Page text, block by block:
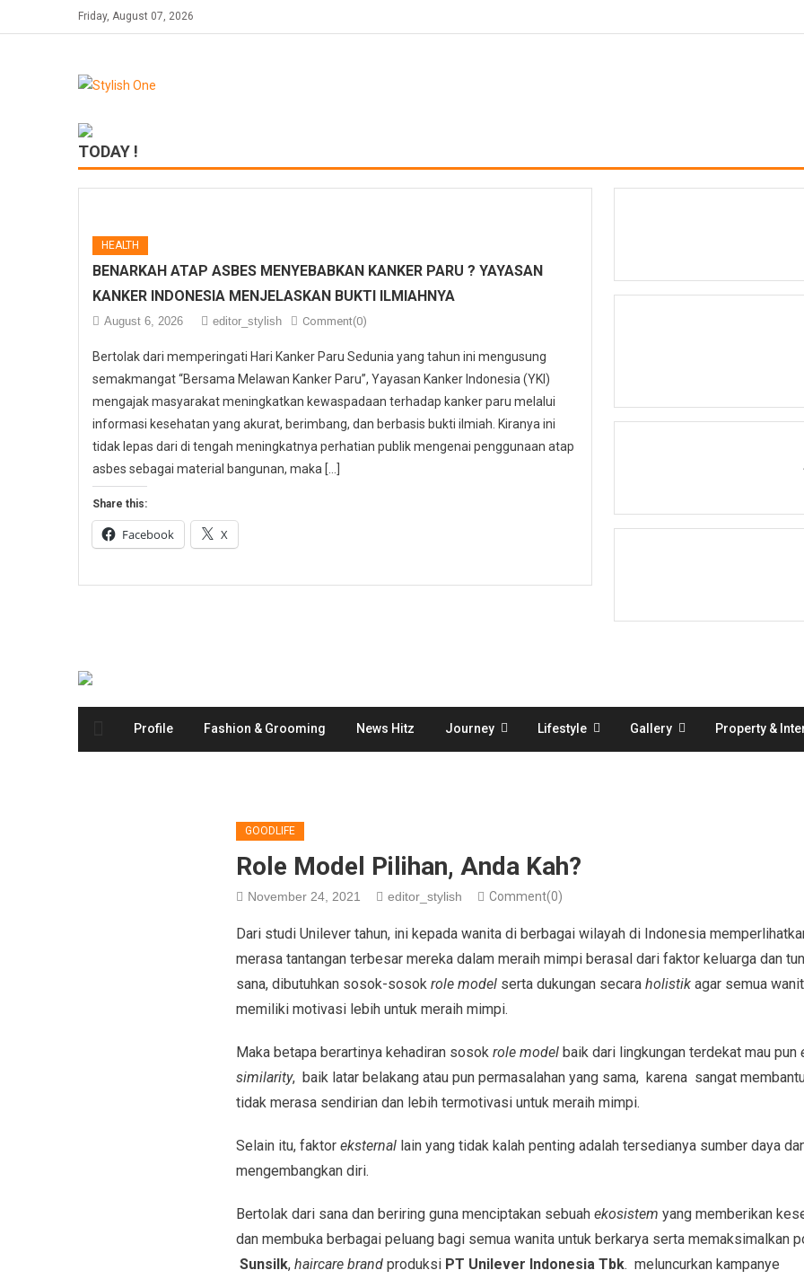
to
Friday, August 07, 2026
TODAY !
HEALTH
BENARKAH ATAP ASBES MENYEBABKAN KANKER PARU ? YAYASAN
KANKER INDONESIA MENJELASKAN BUKTI ILMIAHNYA
August 6, 2026 editor_stylish Comment(0)
Bertolak dari memperingati Hari Kanker Paru Sedunia yang tahun ini mengusung
semakmangat “Bersama Melawan Kanker Paru”, Yayasan Kanker Indonesia (YKI)
mengajak masyarakat meningkatkan kewaspadaan terhadap kanker paru melalui
informasi kesehatan yang akurat, berimbang, dan berbasis bukti ilmiah. Kiranya ini
tidak lepas dari di tengah meningkatnya perhatian publik mengenai penggunaan atap
asbes sebagai material bangunan, maka […]
Share this:
Facebook X
Profile Fashion & Grooming News Hitz Journey Lifestyle Gallery Property &
GOODLIFE
Role Model Pilihan, Anda Kah?
November 24, 2021 editor_stylish Comment(0)
Dari studi Unilever tahun, ini kepada wanita di berbagai wilayah di Indonesia
merasa tantangan terbesar mereka dalam meraih mimpi berasal dari faktor keluarga dan
sana, dibutuhkan sosok-sosok role model serta dukungan secara holistikagar semua
memiliki motivasi lebih untuk meraih mimpi.
Maka betapa berartinya kehadiran sosok role modelbaik dari lingkungan terdekat mau pun
similarity, baik latar belakang atau pun permasalahan yang sama, karena sangat
tidak merasa sendirian dan lebih termotivasi untuk meraih mimpi.
Selain itu, faktor eksternal lain yang tidak kalah penting adalah tersedianya sumber daya
mengembangkan diri.
Bertolak dari sana dan beriring guna menciptakan sebuahekosistem yang memberikan
dan membuka berbagai peluang bagi semua wanita untuk berkarya serta memaksimalkan
Sunsilk, haircare brandproduksi PT Unilever Indonesia Tbk. meluncurkan kampanye